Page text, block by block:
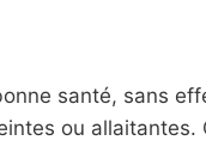
santé, sans
ou allaitantes.